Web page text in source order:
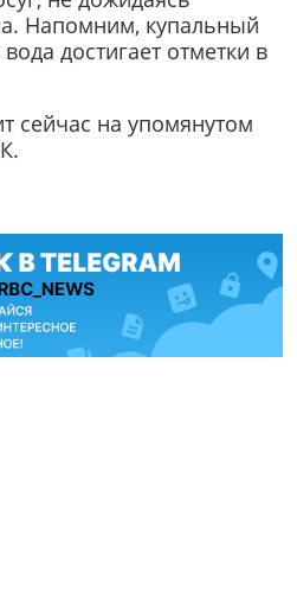
Напомним, купальный
вода достигает отметки в
сейчас на упомянутом